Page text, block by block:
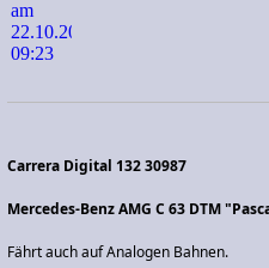
Carrera Digital 132 30987
Mercedes-Benz AMG C 63 DTM
Fährt auch auf Analogen Bahnen.